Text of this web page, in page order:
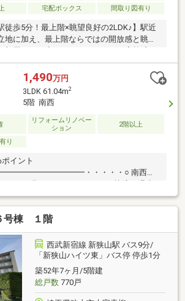
宅配ボックス 間取り図有り
徒歩5分！最上階×眺望良好の2LDK♪】駅近
地に加え、最上階ならではの開放感と眺望
月4日実施）◆ご家族との会話を楽しみなが
できる対面キッチンを備えた2LDK♪◆嬉し
クスも完備！忙しい毎日の暮らしにも嬉し
。◆周辺には「ベルク」や「角上魚類」も
い物にも便利！980万円で叶える、駅近＆
暮らし♪リフォーム工事の各種ご相談も承
ひ一度、現地をご覧ください！
1,490万円
3LDK 61.04m2
5階 南西
リフォームリノベー
ション
2階以上
り
ポイント
・・・・・○ 南西側
○ 内装リフォーム済（2024年9月） シス
ン交換 ユニットバス交換 洗面化粧台交
換（ウォッシュレット付） クロス張
リング張替 建具交換 間取り交換 給湯
炊機能付） ハウスクリーニング等・本物
にかかる諸費用、住宅ローン利用時の月々
を記載した資金計画表を作成いたしま
学をご希望のお客様はお気軽にお問い合わ
。
号棟 １階
西武新宿線 新狭山駅 バス9分/
「新狭山ハイツ東」バス停 停歩1分
築52年7ヶ月/5階建
総戸数770戸